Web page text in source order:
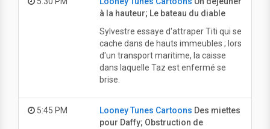
à la hauteur; Le bateau du diable
Sylvestre essaye d'attraper Titi qui se
cache dans de hauts immeubles ; lors
d'un transport maritime, la caisse
dans laquelle Taz est enfermé se
brise.
5:45 PM Looney Tunes Cartoons Des miettes
pour Daffy; Obstruction de